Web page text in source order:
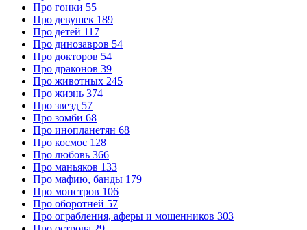
Про гонки 55
Про девушек 189
Про детей 117
Про динозавров 54
Про докторов 54
Про драконов 39
Про животных 245
Про жизнь 374
Про звезд 57
Про зомби 68
Про инопланетян 68
Про космос 128
Про любовь 366
Про маньяков 133
Про мафию, банды 179
Про монстров 106
Про оборотней 57
Про ограбления, аферы и мошенников 303